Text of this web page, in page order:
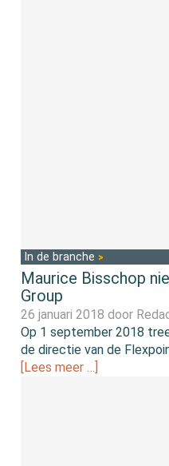
In de branche
Maurice Bisschop
Group
26 januari 2018 door
Op 1 september 2018
de directie van de
[Lees meer …]